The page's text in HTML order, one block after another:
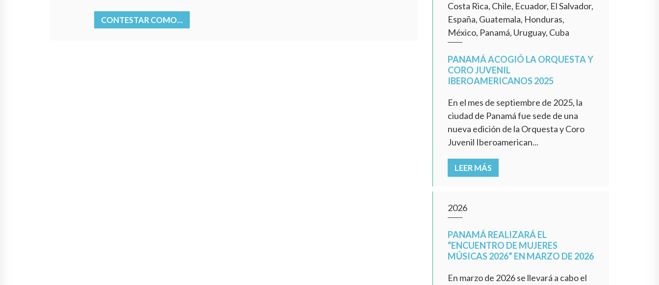
CONTESTAR COMO...
Costa Rica, Chile, Ecuador, El Salvador,
España, Guatemala, Honduras,
México, Panamá, Uruguay, Cuba
PANAMÁ ACOGIÓ LA ORQUESTA Y
CORO JUVENIL
IBEROAMERICANOS 2025
En el mes de septiembre de 2025, la
ciudad de Panamá fue sede de una
nueva edición de la Orquesta y Coro
Juvenil Iberoamerican...
LEER MÁS
2026
PANAMÁ REALIZARÁ EL
“ENCUENTRO DE MUJERES
MÚSICAS 2026” EN MARZO DE 2026
En marzo de 2026 se llevará a cabo el